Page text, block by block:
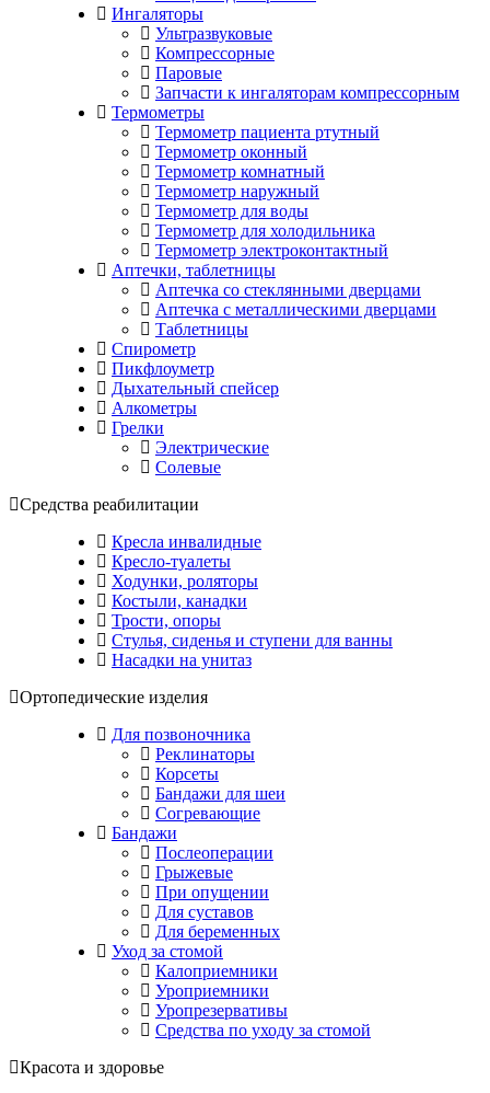
Ингаляторы
Ультразвуковые
Компрессорные
Паровые
Запчасти к ингаляторам компрессорным
Термометры
Термометр пациента ртутный
Термометр оконный
Термометр комнатный
Термометр наружный
Термометр для воды
Термометр для холодильника
Термометр электроконтактный
Аптечки, таблетницы
Аптечка со стеклянными дверцами
Аптечка с металлическими дверцами
Таблетницы
Спирометр
Пикфлоуметр
Дыхательный спейсер
Алкометры
Грелки
Электрические
Солевые
Средства реабилитации
Кресла инвалидные
Кресло-туалеты
Ходунки, роляторы
Костыли, канадки
Трости, опоры
Стулья, сиденья и ступени для ванны
Насадки на унитаз
Ортопедические изделия
Для позвоночника
Реклинаторы
Корсеты
Бандажи для шеи
Согревающие
Бандажи
Послеоперации
Грыжевые
При опущении
Для суставов
Для беременных
Уход за стомой
Калоприемники
Уроприемники
Уропрезервативы
Средства по уходу за стомой
Красота и здоровье